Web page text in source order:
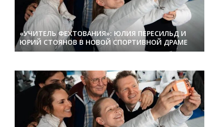
«УЧИТЕЛЬ ФЕХТОВАНИЯ»: ЮЛИЯ ПЕРЕСИЛЬД И
ЮРИЙ СТОЯНОВ В НОВОЙ СПОРТИВНОЙ ДРАМЕ